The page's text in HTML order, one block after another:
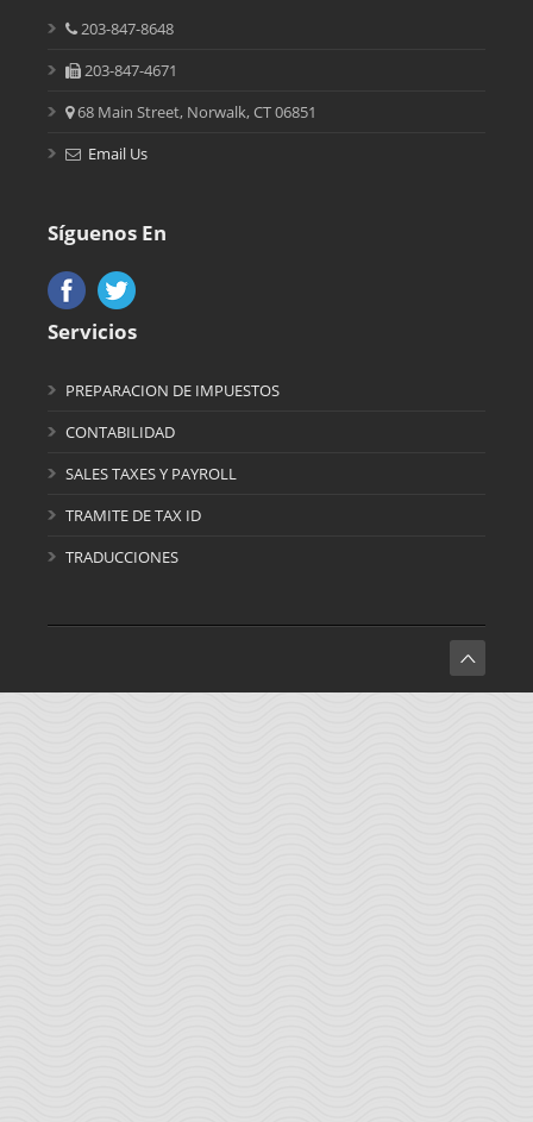
203-847-8648
203-847-4671
68 Main Street, Norwalk, CT 06851
Email Us
Síguenos En
Servicios
PREPARACION DE IMPUESTOS
CONTABILIDAD
SALES TAXES Y PAYROLL
TRAMITE DE TAX ID
TRADUCCIONES